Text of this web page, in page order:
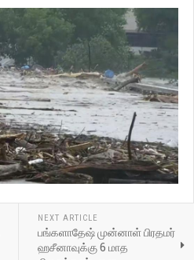
NEXT ARTICLE
பங்களாதேஷ் முன்னாள் பிரதமர்
ஹசீனாவுக்கு 6 மாத